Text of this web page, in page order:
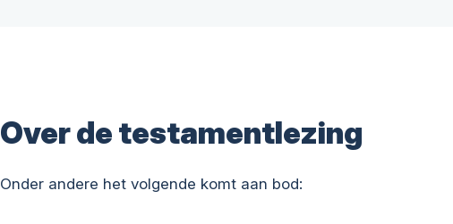
Over de testamentlezing
Onder andere het volgende komt aan bod: